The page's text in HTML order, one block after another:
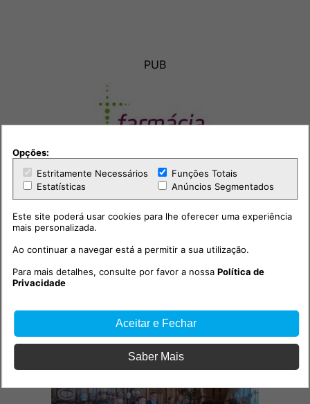
PUB
Opções:
Estritamente Necessários
Funções Totais
Estatísticas
Anúncios Segmentados
Este site poderá usar cookies para lhe oferecer uma experiência
mais personalizada.
Ao continuar a navegar está a permitir a sua utilização.
Para mais detalhes, consulte por favor a nossaPolítica de
Privacidade
Aceitar e Fechar
Saber Mais